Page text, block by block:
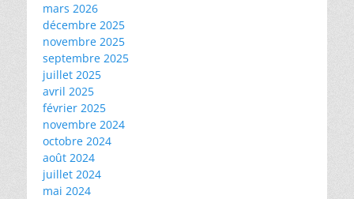
mars 2026
décembre 2025
novembre 2025
septembre 2025
juillet 2025
avril 2025
février 2025
novembre 2024
octobre 2024
août 2024
juillet 2024
mai 2024